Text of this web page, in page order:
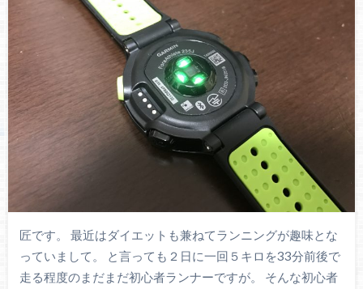
匠です。 最近はダイエットも兼ねてランニングが趣味とな
っていまして。 と言っても２日に一回５キロを33分前後で
走る程度のまだまだ初心者ランナーですが。 そんな初心者